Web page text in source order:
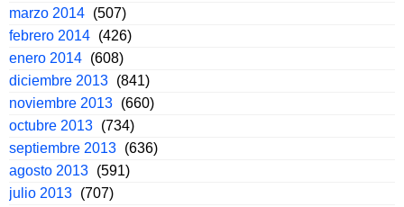
marzo 2014 (507)
febrero 2014 (426)
enero 2014 (608)
diciembre 2013 (841)
noviembre 2013 (660)
octubre 2013 (734)
septiembre 2013 (636)
agosto 2013 (591)
julio 2013 (707)